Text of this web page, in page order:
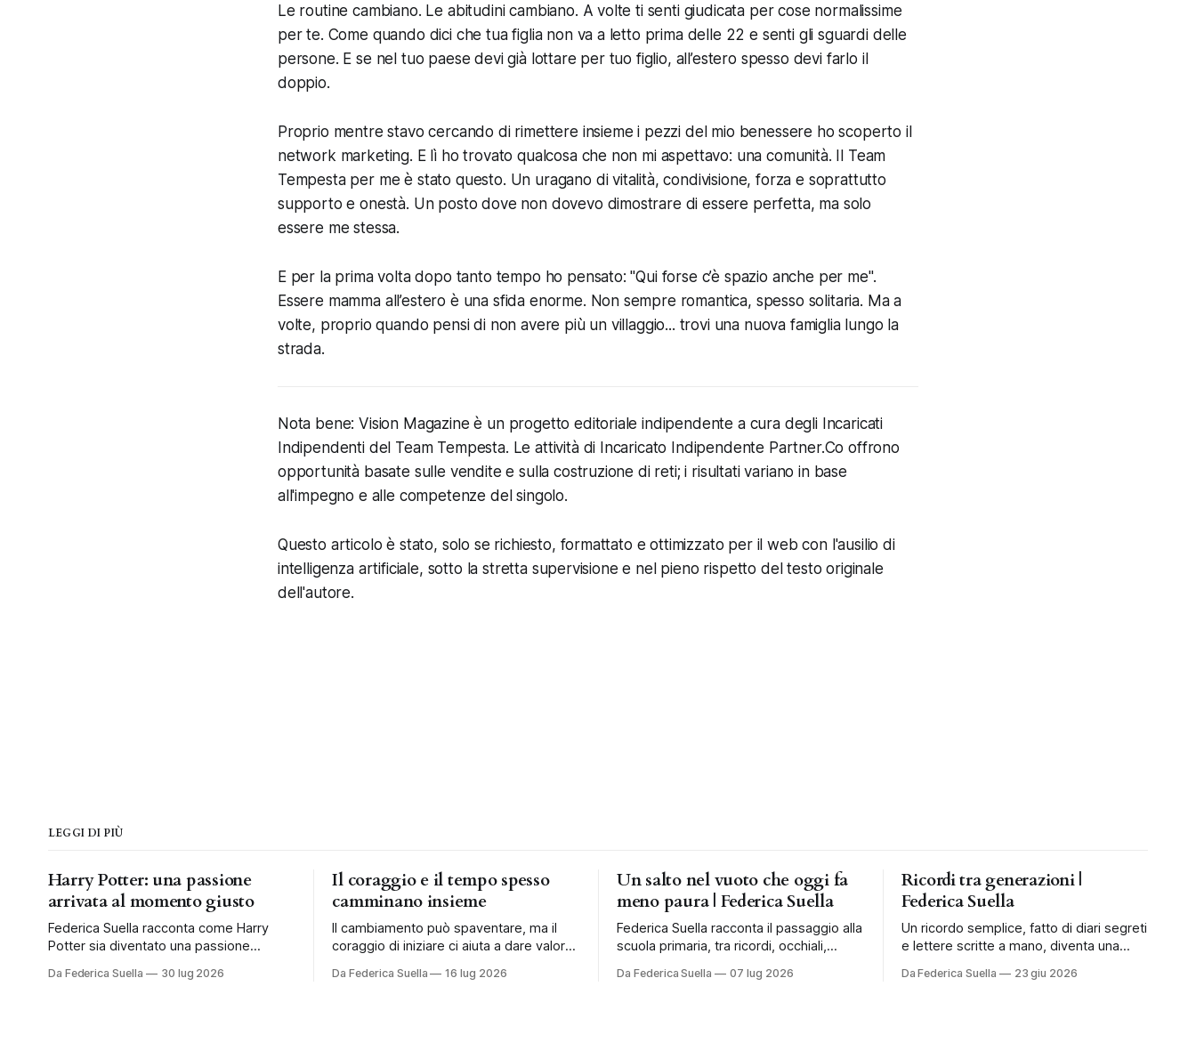
Le routine cambiano. Le abitudini cambiano. A volte ti senti giudicata per cose normalissime
per te. Come quando dici che tua figlia non va a letto prima delle 22 e senti gli sguardi delle
persone. E se nel tuo paese devi già lottare per tuo figlio, all’estero spesso devi farlo il
doppio.
Proprio mentre stavo cercando di rimettere insieme i pezzi del mio benessere ho scoperto il
network marketing. E lì ho trovato qualcosa che non mi aspettavo: una comunità. Il Team
Tempesta per me è stato questo. Un uragano di vitalità, condivisione, forza e soprattutto
supporto e onestà. Un posto dove non dovevo dimostrare di essere perfetta, ma solo
essere me stessa.
E per la prima volta dopo tanto tempo ho pensato: "Qui forse c’è spazio anche per me".
Essere mamma all’estero è una sfida enorme. Non sempre romantica, spesso solitaria. Ma a
volte, proprio quando pensi di non avere più un villaggio... trovi una nuova famiglia lungo la
strada.
Nota bene: Vision Magazine è un progetto editoriale indipendente a cura degli Incaricati
Indipendenti del Team Tempesta. Le attività di Incaricato Indipendente Partner.Co offrono
opportunità basate sulle vendite e sulla costruzione di reti; i risultati variano in base
all'impegno e alle competenze del singolo.
Questo articolo è stato, solo se richiesto, formattato e ottimizzato per il web con l'ausilio di
intelligenza artificiale, sotto la stretta supervisione e nel pieno rispetto del testo originale
dell'autore.
LEGGI DI PIÙ
Harry Potter: una passione
arrivata al momento giusto
Federica Suella racconta come Harry
Potter sia diventato una passione
anno in famiglia.
Da Federica Suella 30 lug 2026
Il coraggio e il tempo spesso
camminano insieme
Il cambiamento può spaventare, ma il
coraggio di iniziare ci aiuta a dare valore
Da Federica Suella 16 lug 2026
Un salto nel vuoto che oggi fa
meno paura | Federica Suella
Federica Suella racconta il passaggio alla
scuola primaria, tra ricordi, occhiali,
bambini.
Da Federica Suella 07 lug 2026
Ricordi tra generazioni |
Federica Suella
Un ricordo semplice, fatto di diari segreti
e lettere scritte a mano, diventa una
Da Federica Suella 23 giu 2026